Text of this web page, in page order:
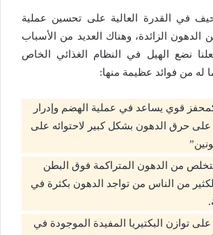
في القدرة العالية على تحسين عملية
الدهون الزائدة، وهناك العديد من الأسباب
نضع الهيل في النظام الغذائي الخاص
له من فوائد عظيمة منها:
قوي يساعد في عملية الهضم وإدرار
على حرق الدهون بشكل كبير لاحتوائه على
من الدهون المتراكمة فوق البطن
من الناس من تواجد الدهون بكثرة في
توازن البكتيريا المفيدة الموجودة في